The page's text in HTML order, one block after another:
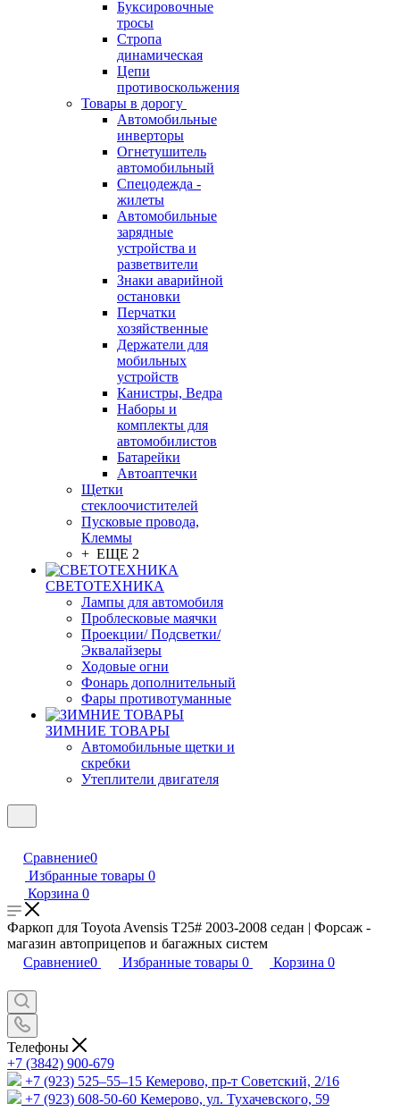
Буксировочные
тросы
Стропа
динамическая
Цепи
противоскольжения
Товары в дорогу
Автомобильные
инверторы
Огнетушитель
автомобильный
Спецодежда -
жилеты
Автомобильные
зарядные
устройства и
разветвители
Знаки аварийной
остановки
Перчатки
хозяйственные
Держатели для
мобильных
устройств
Канистры, Ведра
Наборы и
комплекты для
автомобилистов
Батарейки
Автоаптечки
Щетки
стеклоочистителей
Пусковые провода,
Клеммы
+ ЕЩЕ 2
СВЕТОТЕХНИКА
Лампы для автомобиля
Проблесковые маячки
Проекции/ Подсветки/
Эквалайзеры
Ходовые огни
Фонарь дополнительный
Фары противотуманные
ЗИМНИЕ ТОВАРЫ
Автомобильные щетки и
скребки
Утеплители двигателя
Сравнение0
Избранные товары 0
Корзина 0
Фаркоп для Toyota Avensis Т25# 2003-2008 седан | Форсаж -
магазин автоприцепов и багажных систем
Сравнение0 Избранные товары 0 Корзина 0
Телефоны
+7 (3842) 900-679
+7 (923) 525–55–15 Кемерово, пр-т Советский, 2/16
+7 (923) 608-50-60 Кемерово, ул. Тухачевского, 59